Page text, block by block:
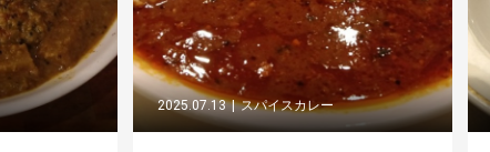
2025.07.13 スパイスカレー